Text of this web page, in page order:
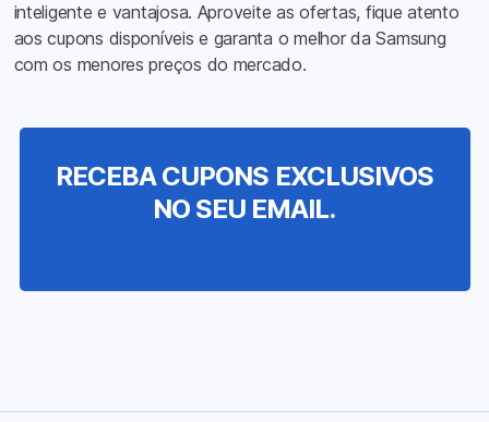
inteligente e vantajosa. Aproveite as ofertas, fique atento
aos cupons disponíveis e garanta o melhor da Samsung
com os menores preços do mercado.
RECEBA CUPONS EXCLUSIVOS
NO SEU EMAIL.